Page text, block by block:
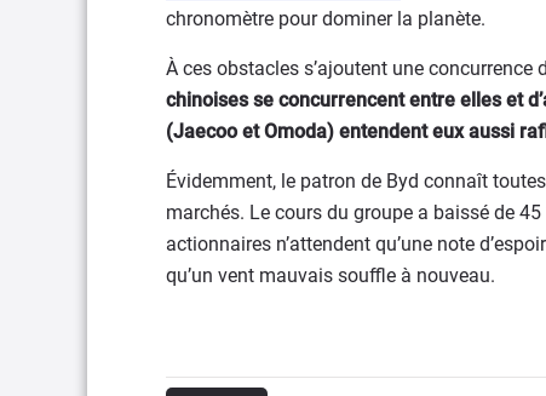
chronomètre pour dominer la planète.
À ces obstacles s’ajoutent une concurrence
chinoises se concurrencent entre elles et
(Jaecoo et Omoda) entendent eux aussi
Évidemment, le patron de Byd connaît
marchés. Le cours du groupe a baissé de
actionnaires n’attendent qu’une note
qu’un vent mauvais souffle à nouveau.